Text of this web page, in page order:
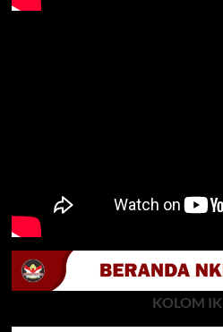
KOLOM